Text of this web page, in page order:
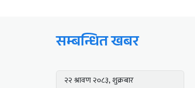
सम्बन्धित खबर
२२ श्रावण २०८३, शुक्रबार